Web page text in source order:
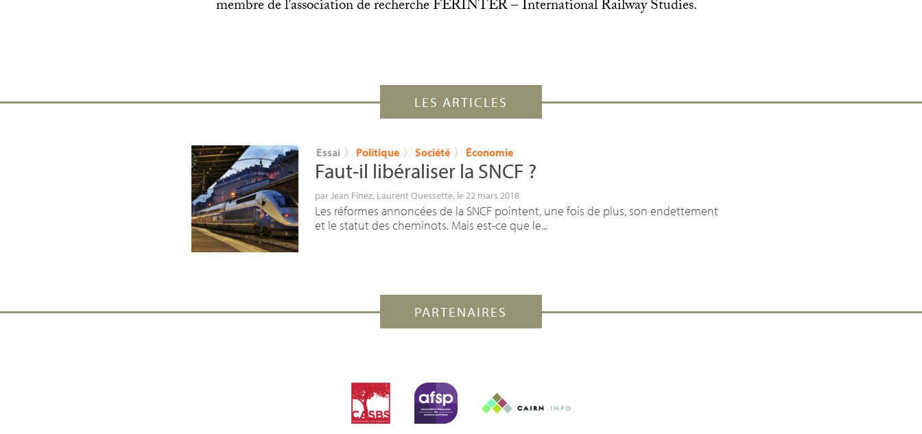
membre de l’association de rechercheFERINTER– International Railway Studies.
LES ARTICLES
Essai 〉 Politique 〉 Société 〉 Économie
Faut-il libéraliser la SNCF ?
parJean Finez, Laurent Quessette, le 22 mars 2018
Les réformes annoncées de la SNCF pointent, une fois de plus, son endettement
et le statut des cheminots. Mais est-ce que le...
PARTENAIRES